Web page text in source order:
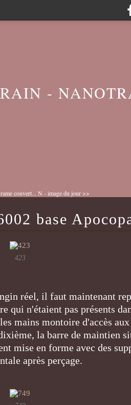
-
couvert... N - image du jour >>
base
423
réel, il faut maintenant
qui n'étaient pas présents
mains montoire d'accès
la barre de maintien
mise en forme avec des
après perçage.